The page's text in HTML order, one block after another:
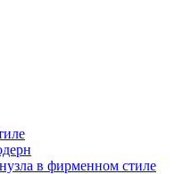
в фирменном стиле